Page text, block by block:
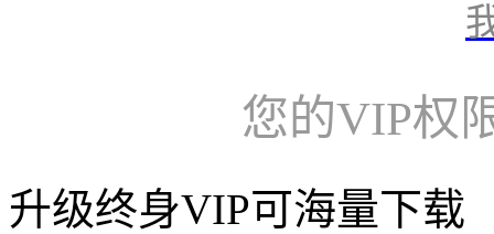
您的VIP权
升级终身VIP可海量下载